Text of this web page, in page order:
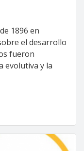
1896 en
el desarrollo
fueron
evolutiva y la